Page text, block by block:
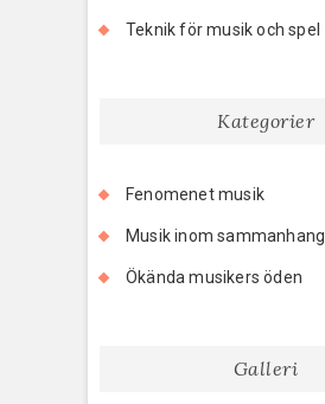
Teknik för musik och spel
Kategorier
Fenomenet musik
Musik inom sammanhang
Ökända musikers öden
Galleri